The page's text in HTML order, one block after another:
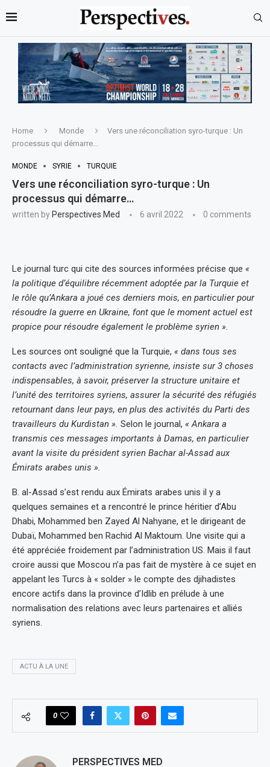
Home Monde
Vers une réconciliation syro-turque : Un
processus qui démarre…
MONDE SYRIE TURQUIE
Vers une réconciliation syro-turque : Un
processus qui démarre…
written by Perspectives Med 6 avril 2022 0 comments
Le journal turc qui cite des sources informées précise que «
la politique d’équilibre récemment adoptée par la Turquie et
le rôle qu’Ankara a joué ces derniers mois, en particulier pour
résoudre la guerre en Ukraine, font que le moment actuel est
propice pour résoudre également le problème syrien ».
Les sources ont souligné que la Turquie, « dans tous ses
contacts avec l’administration syrienne, insiste sur 3 choses
indispensables, à savoir, préserver la structure unitaire et
l’unité des territoires syriens, assurer la sécurité des réfugiés
retournant dans leur pays, en plus des activités du Parti des
travailleurs du Kurdistan ». Selon le journal, « Ankara a
transmis ces messages importants à Damas, en particulier
avant la visite du président syrien Bachar al-Assad aux
Émirats arabes unis ».
B. al-Assad s’est rendu aux Émirats arabes unis il y a
quelques semaines et a rencontré le prince héritier d’Abu
Dhabi, Mohammed ben Zayed Al Nahyane, et le dirigeant de
Dubaï, Mohammed ben Rachid Al Maktoum. Une visite qui a
été appréciée froidement par l’administration US. Mais il faut
croire aussi que Moscou n’a pas fait de mystère à ce sujet en
appelant les Turcs à « solder » le compte des djihadistes
encore actifs dans la province d’Idlib en prélude à une
normalisation des relations avec leurs partenaires et alliés
syriens.
ACTU À LA UNE
0
PERSPECTIVES MED